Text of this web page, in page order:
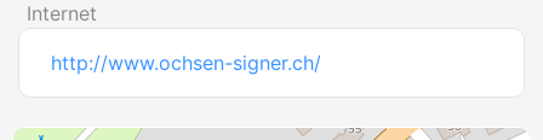
Internet
http://www.ochsen-signer.ch/